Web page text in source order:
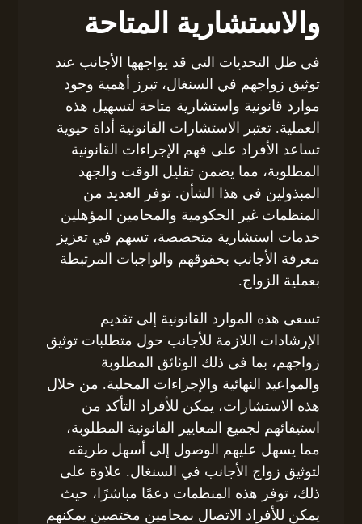
والاستشارية المتاحة
في ظل التحديات التي قد يواجهها الأجانب عند
توثيق زواجهم في السنغال، تبرز أهمية وجود
موارد قانونية واستشارية متاحة لتسهيل هذه
العملية. تعتبر الاستشارات القانونية أداة حيوية
تساعد الأفراد على فهم الإجراءات القانونية
المطلوبة، مما يضمن تقليل الوقت والجهد
المبذولين في هذا الشأن. توفر العديد من
المنظمات غير الحكومية والمحامين المؤهلين
خدمات استشارية متخصصة، تسهم في تعزيز
معرفة الأجانب بحقوقهم والواجبات المرتبطة
بعملية الزواج.
تسعى هذه الموارد القانونية إلى تقديم
الإرشادات اللازمة للأجانب حول متطلبات توثيق
زواجهم، بما في ذلك الوثائق المطلوبة
والمواعيد النهائية والإجراءات المحلية. من خلال
هذه الاستشارات، يمكن للأفراد التأكد من
استيفائهم لجميع المعايير القانونية المطلوبة،
مما يسهل عليهم الوصول إلى أسهل طريقه
لتوثيق زواج الأجانب في السنغال. علاوة على
ذلك، توفر هذه المنظمات دعمًا مباشرًا، حيث
يمكن للأفراد الاتصال بمحامين مختصين يمكنهم